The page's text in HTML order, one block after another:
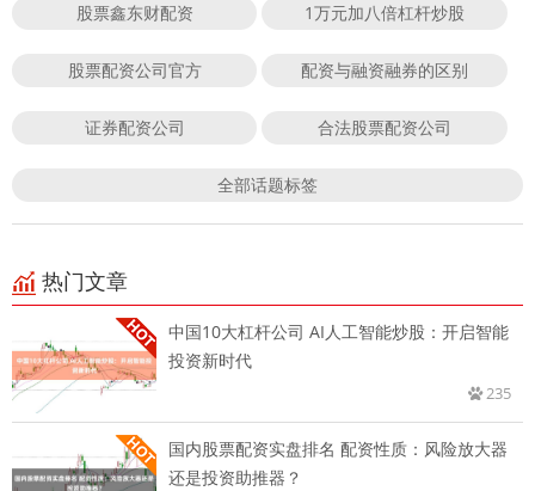
股票鑫东财配资 1万元加八倍杠杆炒股
股票配资公司官方 配资与融资融券的区别
证券配资公司 合法股票配资公司
全部话题标签
热门文章
中国10大杠杆公司 AI人工智能炒股：开启智能
投资新时代
235
国内股票配资实盘排名 配资性质：风险放大器
还是投资助推器？